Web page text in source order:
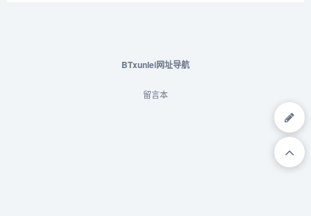
BTxunlei网址导航
留言本